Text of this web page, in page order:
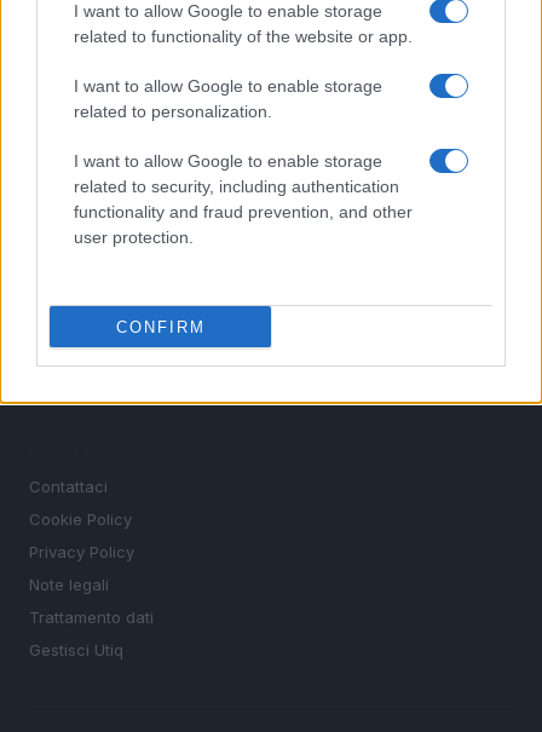
I want to allow Google to enable storage
related to functionality of the website or app.
I want to allow Google to enable storage
related to personalization.
I want to allow Google to enable storage
related to security, including authentication
functionality and fraud prevention, and other
user protection.
CONFIRM
SEZIONI
Tennis
Motori
Ciclismo
Altri sport
Redazione
Contattaci
Cookie Policy
Privacy Policy
Note legali
Trattamento dati
Gestisci Utiq